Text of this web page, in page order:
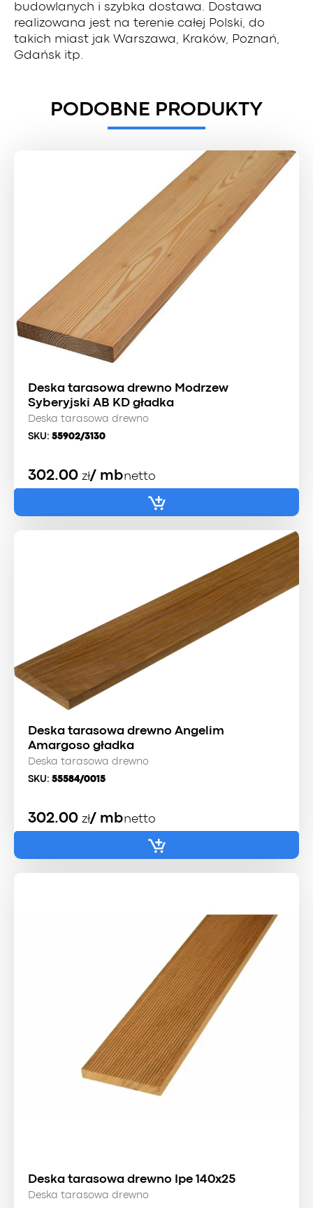
budowlanych i szybka dostawa. Dostawa
realizowana jest na terenie całej Polski, do
takich miast jak Warszawa, Kraków, Poznań,
Gdańsk itp.
PODOBNE PRODUKTY
Deska tarasowa drewno Modrzew
Syberyjski AB KD gładka
Deska tarasowa drewno
SKU: 55902/3130
302.00 zł/ mbnetto
Deska tarasowa drewno Angelim
Amargoso gładka
Deska tarasowa drewno
SKU: 55584/0015
302.00 zł/ mbnetto
Deska tarasowa drewno Ipe 140x25
Deska tarasowa drewno